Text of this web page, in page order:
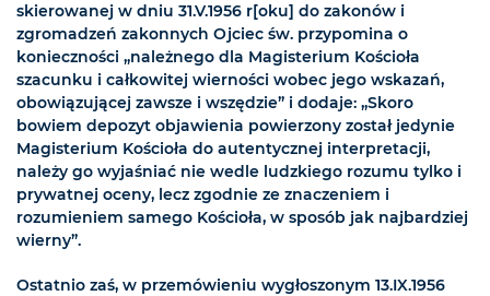
skierowanej w dniu 31.V.1956 r[oku] do zakonów i
zgromadzeń zakonnych Ojciec św. przypomina o
konieczności „należnego dla Magisterium Kościoła
szacunku i całkowitej wierności wobec jego wskazań,
obowiązującej zawsze i wszędzie” i dodaje: „Skoro
bowiem depozyt objawienia powierzony został jedynie
Magisterium Kościoła do autentycznej interpretacji,
należy go wyjaśniać nie wedle ludzkiego rozumu tylko i
prywatnej oceny, lecz zgodnie ze znaczeniem i
rozumieniem samego Kościoła, w sposób jak najbardziej
wierny”.
Ostatnio zaś, w przemówieniu wygłoszonym 13.IX.1956